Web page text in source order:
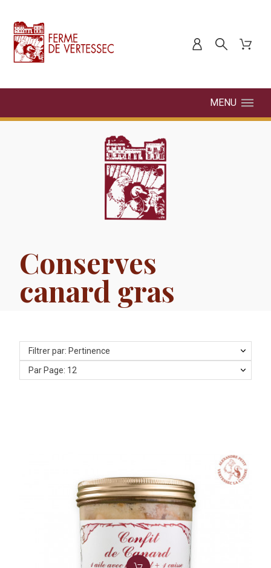
MENU
Conserves
canard gras
Filtrer par: Pertinence
Par Page: 12